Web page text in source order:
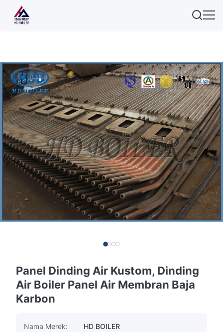
Panel Dinding Air Kustom, Dinding
Air Boiler Panel Air Membran Baja
Karbon
Nama Merek:
HD BOILER